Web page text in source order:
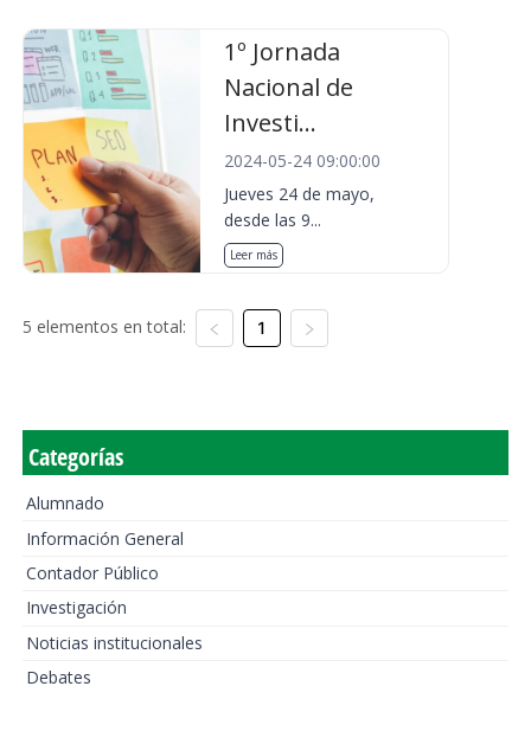
1º Jornada
Nacional de
Investi...
2024-05-24 09:00:00
Jueves 24 de mayo,
desde las 9...
Leer más
5 elementos en total: 1
Categorías
Alumnado
Información General
Contador Público
Investigación
Noticias institucionales
Debates